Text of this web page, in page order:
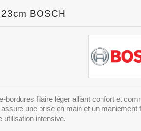
BOSCH
bordures filaire léger alliant confort et
une prise en main et un maniement
utilisation intensive.